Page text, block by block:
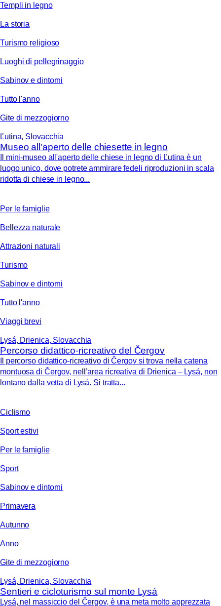
Templi in legno
La storia
Turismo religioso
Luoghi di pellegrinaggio
Sabinov e dintorni
Tutto l'anno
Gite di mezzogiorno
Ľutina, Slovacchia
Museo all'aperto delle chiesette in legno
Il mini-museo all'aperto delle chiese in legno di Ľutina è un
luogo unico, dove potrete ammirare fedeli riproduzioni in scala
ridotta di chiese in legno...
Per le famiglie
Bellezza naturale
Attrazioni naturali
Turismo
Sabinov e dintorni
Tutto l'anno
Viaggi brevi
Lysá, Drienica, Slovacchia
Percorso didattico-ricreativo del Čergov
Il percorso didattico-ricreativo di Čergov si trova nella catena
montuosa di Čergov, nell’area ricreativa di Drienica – Lysá, non
lontano dalla vetta di Lysá. Si tratta...
Ciclismo
Sport estivi
Per le famiglie
Sport
Sabinov e dintorni
Primavera
Autunno
Anno
Gite di mezzogiorno
Lysá, Drienica, Slovacchia
Sentieri e cicloturismo sul monte Lysá
Lysá, nel massiccio del Čergov, è una meta molto apprezzata